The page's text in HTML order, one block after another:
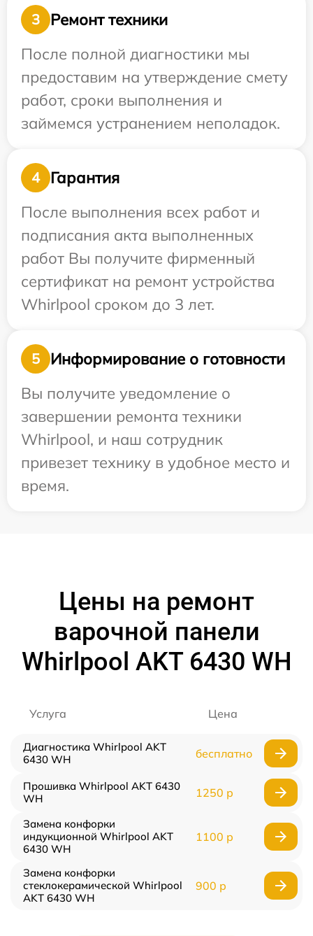
3
Ремонт техники
После полной диагностики мы
предоставим на утверждение смету
работ, сроки выполнения и
займемся устранением неполадок.
4
Гарантия
После выполнения всех работ и
подписания акта выполненных
работ Вы получите фирменный
сертификат на ремонт устройства
Whirlpool сроком до 3 лет.
5
Информирование о готовности
Вы получите уведомление о
завершении ремонта техники
Whirlpool, и наш сотрудник
привезет технику в удобное место и
время.
Цены на ремонт
варочной панели
Whirlpool AKT 6430 WH
Услуга Цена
Диагностика Whirlpool AKT
6430 WH
бесплатно
Прошивка Whirlpool AKT 6430
WH
1250 р
Замена конфорки
индукционной Whirlpool AKT
6430 WH
1100 р
Замена конфорки
стеклокерамической Whirlpool
AKT 6430 WH
900 р